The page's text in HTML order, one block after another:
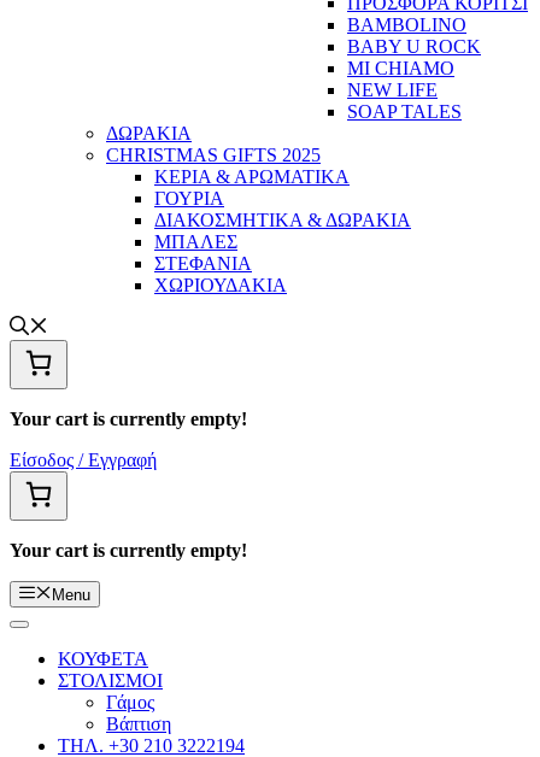
BAMBOLINO
BABY U ROCK
MI CHIAMO
NEW LIFE
SOAP TALES
ΔΩΡΑΚΙΑ
CHRISTMAS GIFTS 2025
ΚΕΡΙΑ & ΑΡΩΜΑΤΙΚΑ
ΓΟΥΡΙΑ
ΔΙΑΚΟΣΜΗΤΙΚΑ & ΔΩΡΑΚΙΑ
ΜΠΑΛΕΣ
ΣΤΕΦΑΝΙΑ
ΧΩΡΙΟΥΔΑΚΙΑ
Your cart is currently empty!
Είσοδος / Εγγραφή
Your cart is currently empty!
Menu
ΚΟΥΦΕΤΑ
ΣΤΟΛΙΣΜΟΙ
Γάμος
Βάπτιση
ΤΗΛ. +30 210 3222194